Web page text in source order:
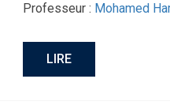
Professeur : Mohamed
LIRE